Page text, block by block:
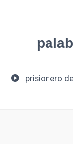
prisionero